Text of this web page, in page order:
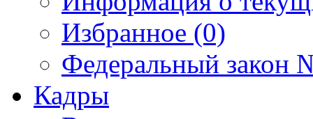
Избранное (0)
Федеральный закон
Кадры